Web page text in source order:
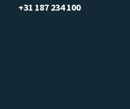
+31 187 234 100